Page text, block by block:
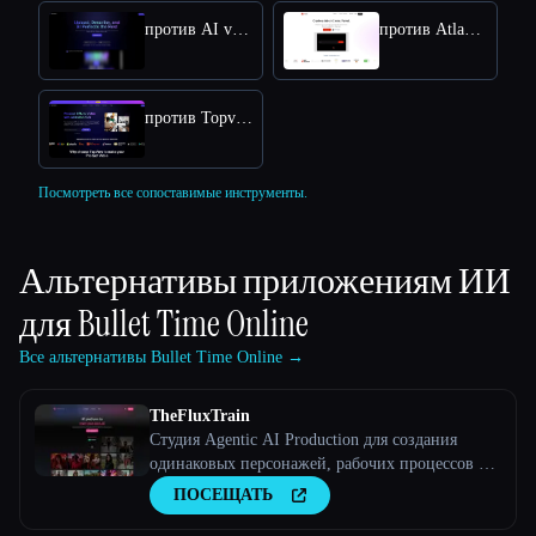
против AI video editor против Atlabs AI
против Topview AI URL to Video
Посмотреть все сопоставимые инструменты.
Альтернативы приложениям ИИ
дляBullet Time Online
Все альтернативы Bullet Time Online →
TheFluxTrain
Студия Agentic AI Production для создания
одинаковых персонажей, рабочих процессов и
видеоПОСЕЩАТЬ